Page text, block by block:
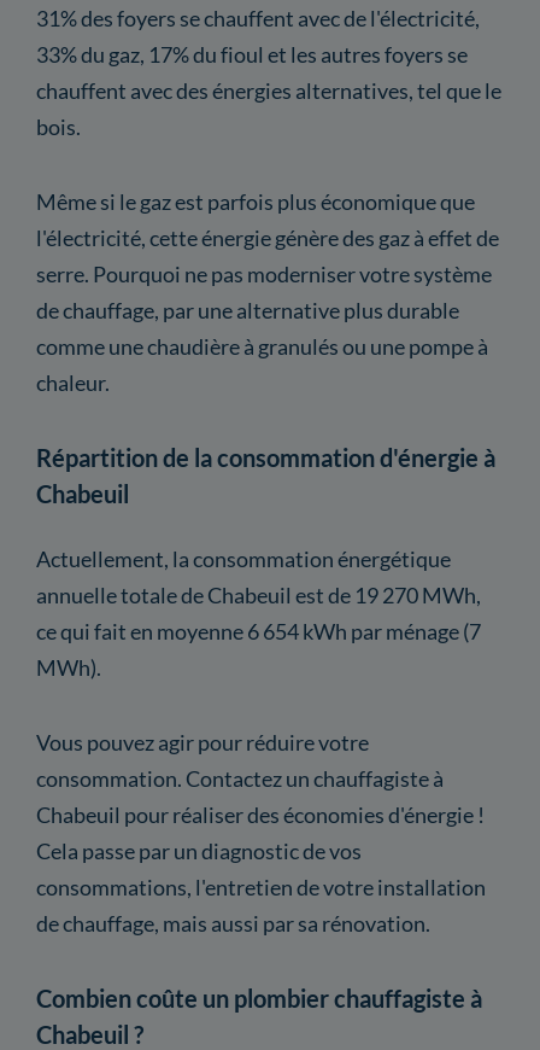
31% des foyers se chauffent avec de l'électricité,
33% du gaz, 17% du fioul et les autres foyers se
chauffent avec des énergies alternatives, tel que le
bois.
Même si le gaz est parfois plus économique que
l'électricité, cette énergie génère des gaz à effet de
serre. Pourquoi ne pas moderniser votre système
de chauffage, par une alternative plus durable
comme une chaudière à granulés ou une pompe à
chaleur.
Répartition de la consommation d'énergie à
Chabeuil
Actuellement, la consommation énergétique
annuelle totale de Chabeuil est de 19 270 MWh,
ce qui fait en moyenne 6 654 kWh par ménage (7
MWh).
Vous pouvez agir pour réduire votre
consommation. Contactez un chauffagiste à
Chabeuil pour réaliser des économies d'énergie !
Cela passe par un diagnostic de vos
consommations, l'entretien de votre installation
de chauffage, mais aussi par sa rénovation.
Combien coûte un plombier chauffagiste à
Chabeuil ?